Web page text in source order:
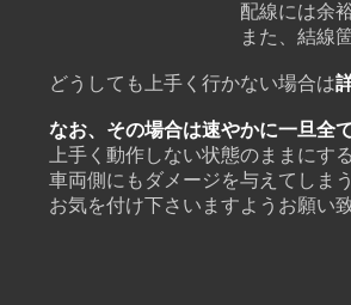
配線には余裕をもたせて
また、結線箇所はビニール
どうしても上手く行かない場合は
なお、その場合は速やかに一旦全
上手く動作しない状態のままにする
車両側にもダメージを与えてしまう
お気を付け下さいますようお願い致